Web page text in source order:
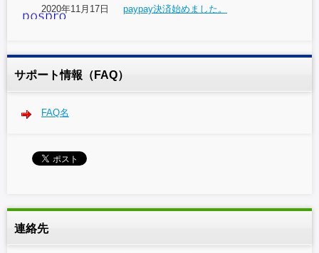
2020年11月17日 paypay決済始めました。
サポート情報（FAQ）
FAQ名
連絡先